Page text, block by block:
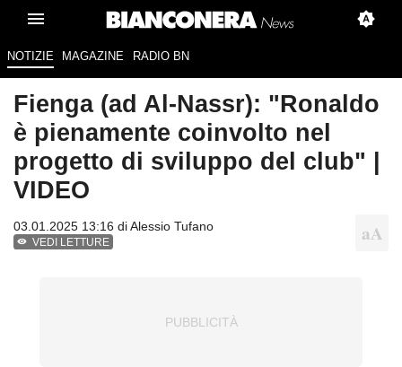
NOTIZIE MAGAZINE RADIO BN
Fienga (ad Al-Nassr): "Ronaldo
è pienamente coinvolto nel
progetto di sviluppo del club" |
VIDEO
03.01.2025 13:16 diAlessio Tufano
VEDI LETTURE